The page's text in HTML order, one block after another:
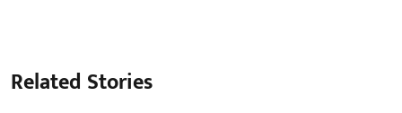
Related Stories